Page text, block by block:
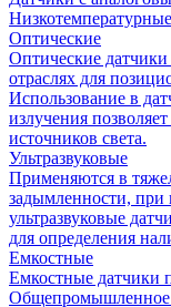
Оптические
Оптические
отраслях для
Использование в
излучения
источников света.
Ультразвуковые
Применяются в
задымленности, при
ультразвуковые
для определения
Емкостные
Емкостные датчики
Общепромышленное